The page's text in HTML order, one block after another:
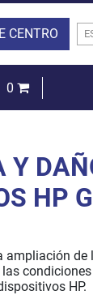
CENTRO
0
Y
HP
ampliación de
condiciones
HP.